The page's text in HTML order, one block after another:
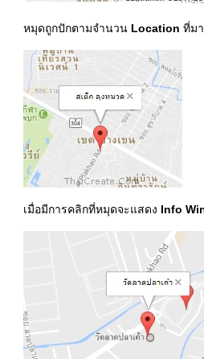
หมุดถูกปักตามจำนวน Location ที่ม
เมื่อมีการคลิกที่หมุดจะแสดง Info